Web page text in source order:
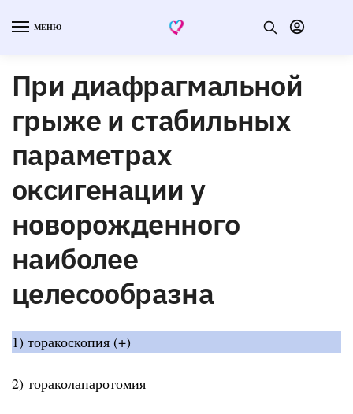
МЕНЮ
При диафрагмальной
грыже и стабильных
параметрах
оксигенации у
новорожденного
наиболее
целесообразна
1) торакоскопия (+)
2) тораколапаротомия